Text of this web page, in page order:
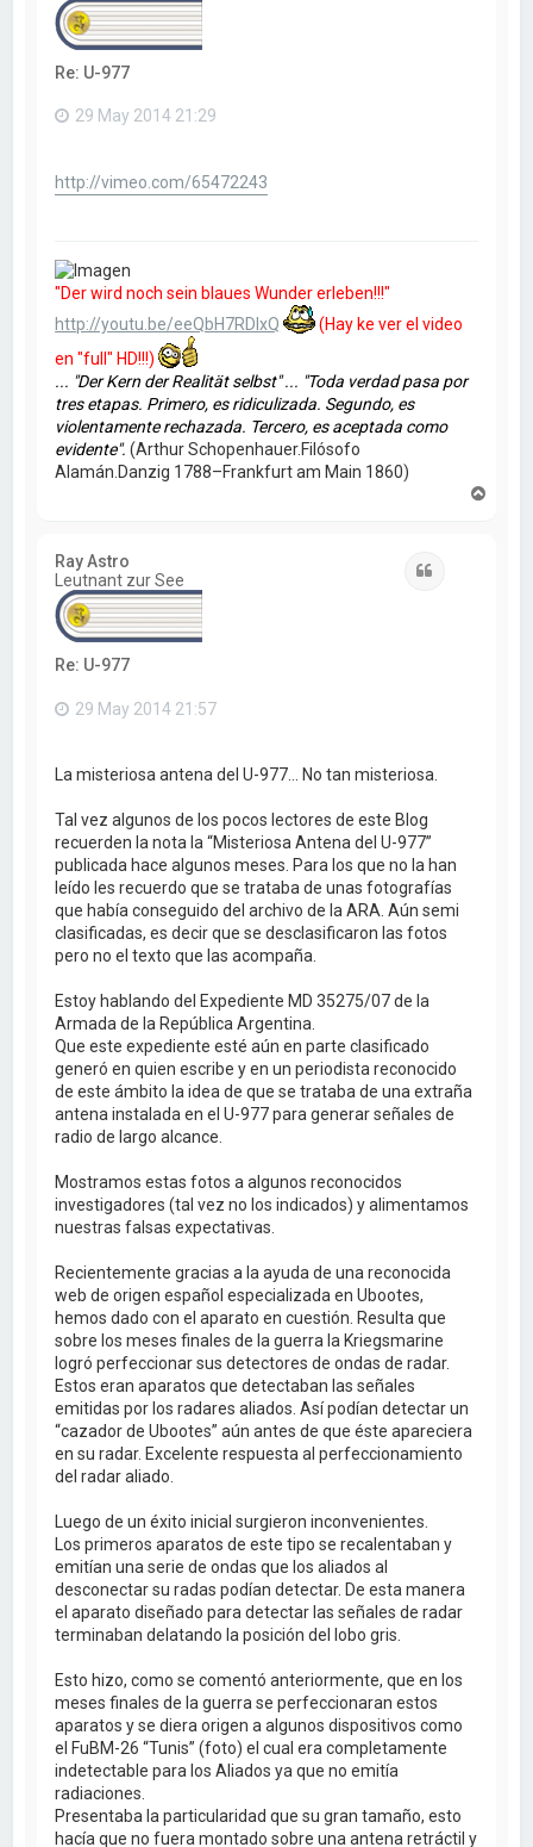
Re: U-977
29 May 2014 21:29
http://vimeo.com/65472243
"Der wird noch sein blaues Wunder erleben!!!"
http://youtu.be/eeQbH7RDIxQ
(Hay ke ver el video
en "full" HD!!!)
... "Der Kern der Realität selbst" ... "Toda verdad pasa por
tres etapas. Primero, es ridiculizada. Segundo, es
violentamente rechazada. Tercero, es aceptada como
evidente". (Arthur Schopenhauer.Filósofo
Alamán.Danzig 1788–Frankfurt am Main 1860)
Ray Astro
Leutnant zur See
Re: U-977
29 May 2014 21:57
La misteriosa antena del U-977... No tan misteriosa.
Tal vez algunos de los pocos lectores de este Blog
recuerden la nota la “Misteriosa Antena del U-977”
publicada hace algunos meses. Para los que no la han
leído les recuerdo que se trataba de unas fotografías
que había conseguido del archivo de la ARA. Aún semi
clasificadas, es decir que se desclasificaron las fotos
pero no el texto que las acompaña.
Estoy hablando del Expediente MD 35275/07 de la
Armada de la República Argentina.
Que este expediente esté aún en parte clasificado
generó en quien escribe y en un periodista reconocido
de este ámbito la idea de que se trataba de una extraña
antena instalada en el U-977 para generar señales de
radio de largo alcance.
Mostramos estas fotos a algunos reconocidos
investigadores (tal vez no los indicados) y alimentamos
nuestras falsas expectativas.
Recientemente gracias a la ayuda de una reconocida
web de origen español especializada en Ubootes,
hemos dado con el aparato en cuestión. Resulta que
sobre los meses finales de la guerra la Kriegsmarine
logró perfeccionar sus detectores de ondas de radar.
Estos eran aparatos que detectaban las señales
emitidas por los radares aliados. Así podían detectar un
“cazador de Ubootes” aún antes de que éste apareciera
en su radar. Excelente respuesta al perfeccionamiento
del radar aliado.
Luego de un éxito inicial surgieron inconvenientes.
Los primeros aparatos de este tipo se recalentaban y
emitían una serie de ondas que los aliados al
desconectar su radas podían detectar. De esta manera
el aparato diseñado para detectar las señales de radar
terminaban delatando la posición del lobo gris.
Esto hizo, como se comentó anteriormente, que en los
meses finales de la guerra se perfeccionaran estos
aparatos y se diera origen a algunos dispositivos como
el FuBM-26 “Tunis” (foto) el cual era completamente
indetectable para los Aliados ya que no emitía
radiaciones.
Presentaba la particularidad que su gran tamaño, esto
hacía que no fuera montado sobre una antena retráctil y